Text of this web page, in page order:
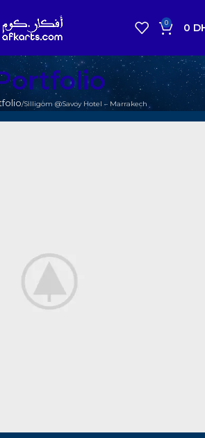
0 0
Silligom @Savoy Hotel – Marrakech